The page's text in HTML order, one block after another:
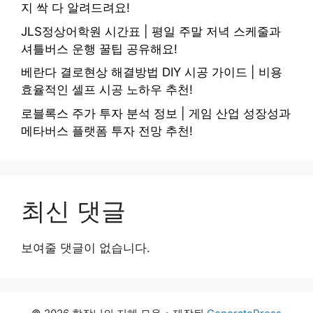
지 싹 다 알려드려요!
JLS정상어학원 시간표 | 평일 주말 저녁 스케줄과
셔틀버스 운행 꿀팁 공유해요!
베란다 결로현상 해결방법 DIY 시공 가이드 | 비용
효율적인 셀프 시공 노하우 추천!
로블록스 주가 투자 분석 정보 | 게임 산업 성장성과
메타버스 플랫폼 투자 전망 추천!
최신 댓글
보여줄 댓글이 없습니다.